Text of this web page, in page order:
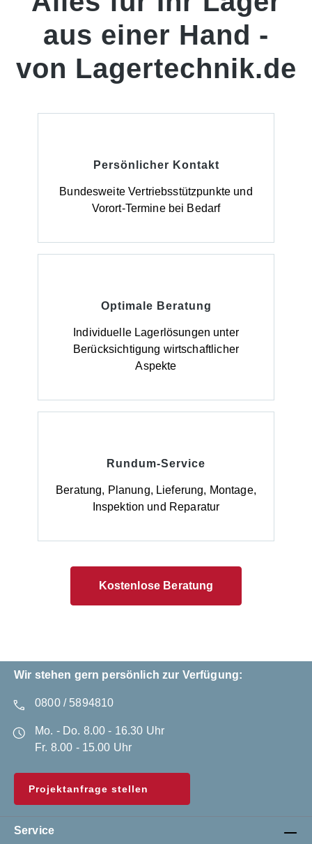
aus einer Hand -
von Lagertechnik.de
Persönlicher Kontakt
Bundesweite Vertriebsstützpunkte und
Vorort-Termine bei Bedarf
Optimale Beratung
Individuelle Lagerlösungen unter
Berücksichtigung wirtschaftlicher
Aspekte
Rundum-Service
Beratung, Planung, Lieferung, Montage,
Inspektion und Reparatur
Kostenlose Beratung
Wir stehen gern persönlich zur Verfügung:
0800 / 5894810
Mo. - Do. 8.00 - 16.30 Uhr
Fr. 8.00 - 15.00 Uhr
Projektanfrage stellen
Service